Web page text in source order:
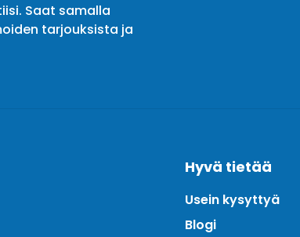
Saat samalla
tarjouksista ja
Hyvä tietää
Usein kysyttyä
Blogi